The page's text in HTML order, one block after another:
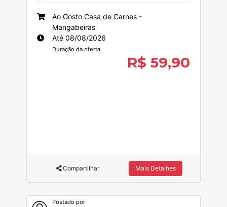
Ao Gosto Casa de Carnes -
Mangabeiras
Até 08/08/2026
Duração da oferta
R$ 59,90
Compartilhar Mais Detalhes
Postado por